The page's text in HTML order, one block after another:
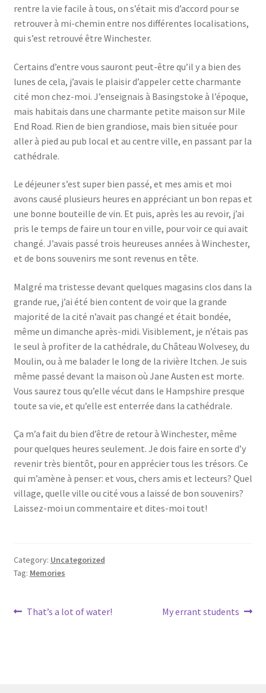
rentre la vie facile à tous, on s’était mis d’accord pour se
retrouver à mi-chemin entre nos différentes localisations,
qui s’est retrouvé être Winchester.
Certains d’entre vous sauront peut-être qu’il y a bien des
lunes de cela, j’avais le plaisir d’appeler cette charmante
cité mon chez-moi. J’enseignais à Basingstoke à l’époque,
mais habitais dans une charmante petite maison sur Mile
End Road. Rien de bien grandiose, mais bien située pour
aller à pied au pub local et au centre ville, en passant par la
cathédrale.
Le déjeuner s’est super bien passé, et mes amis et moi
avons causé plusieurs heures en appréciant un bon repas et
une bonne bouteille de vin. Et puis, après les au revoir, j’ai
pris le temps de faire un tour en ville, pour voir ce qui avait
changé. J’avais passé trois heureuses années à Winchester,
et de bons souvenirs me sont revenus en tête.
Malgré ma tristesse devant quelques magasins clos dans la
grande rue, j’ai été bien content de voir que la grande
majorité de la cité n’avait pas changé et était bondée,
même un dimanche après-midi. Visiblement, je n’étais pas
le seul à profiter de la cathédrale, du Château Wolvesey, du
Moulin, ou à me balader le long de la rivière Itchen. Je suis
même passé devant la maison où Jane Austen est morte.
Vous saurez tous qu’elle vécut dans le Hampshire presque
toute sa vie, et qu’elle est enterrée dans la cathédrale.
Ça m’a fait du bien d’être de retour à Winchester, même
pour quelques heures seulement. Je dois faire en sorte d’y
revenir très bientôt, pour en apprécier tous les trésors. Ce
qui m’amène à penser: et vous, chers amis et lecteurs? Quel
village, quelle ville ou cité vous a laissé de bon souvenirs?
Laissez-moi un commentaire et dites-moi tout!
Category: Uncategorized
Tag: Memories
Post
Previous
That’s a lot of water!
Next
My errant students